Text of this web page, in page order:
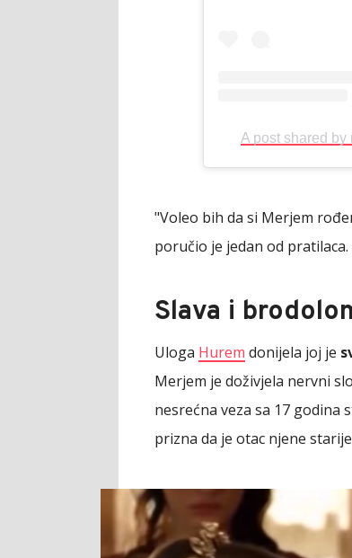
A post shared by
"Voleo bih da si Merjem
poručio je jedan od pratilaca.
Slava i
Uloga Hurem donijela joj je
Merjem je doživjela nervni
nesrećna veza sa 17 godina
prizna da je otac njene